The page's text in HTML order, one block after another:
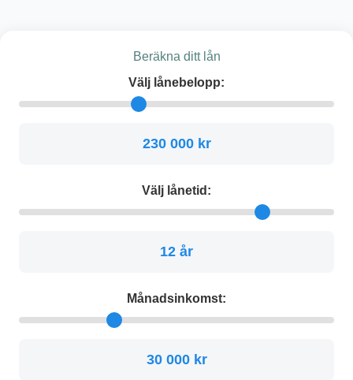
Beräkna ditt lån
Välj lånebelopp:
230 000 kr
Välj lånetid:
12 år
Månadsinkomst:
30 000 kr